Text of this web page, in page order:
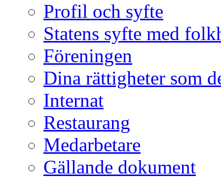
Profil och syfte
Statens syfte med
Föreningen
Dina rättigheter som
Internat
Restaurang
Medarbetare
Gällande dokument